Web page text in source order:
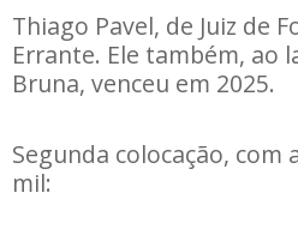
Thiago Pavel, de Juiz de
Errante. Ele também, ao
Bruna, venceu em 2025.
Segunda colocação, com
mil: